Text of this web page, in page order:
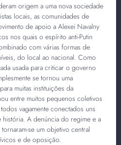
origem a uma nova sociedade
locais, as comunidades de
de apoio a Alexei Navalny
nos quais o espírito anti-Putin
com várias formas de
do local ao nacional. Como
usada para criticar o governo
se tornou uma
muitas instituições da
entre muitos pequenos coletivos
vagamente conectados uns
A denúncia do regime e a
se um objetivo central
e de oposição.